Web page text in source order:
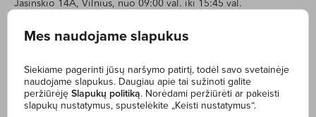
Jasinskio 14A, Vilnius, nuo 09:00 val. iki 15:45 val.
Asmuo, įgaliotas teikti išsamią informaciją apie šaukiamą
j.bliumin@rato.lt
Mes naudojame slapukus
Siekiame pagerinti jūsų naršymo patirtį, todėl savo svetainėje
naudojame slapukus. Daugiau apie tai sužinoti galite
peržiūrėję Slapukų politiką. Norėdami peržiūrėti ar pakeisti
slapukų nustatymus, spustelėkite „Keisti nustatymus“.